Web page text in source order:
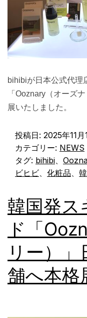
bihibiが日本公式代理
「Ooznary（オーズ
展いたしました。
投稿日: 2025年11月
カテゴリー: NEWS
タグ: bihibi、
ビヒビ、 化粧品、
韓国発ス
ド「
リー）
舗へ本格